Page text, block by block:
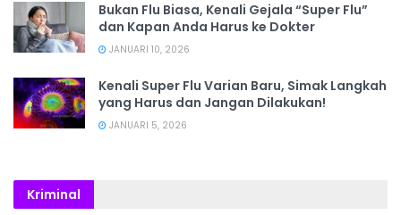
Bukan Flu Biasa, Kenali Gejala “Super Flu”
dan Kapan Anda Harus ke Dokter
JANUARI 10, 2026
Kenali Super Flu Varian Baru, Simak Langkah
yang Harus dan Jangan Dilakukan!
JANUARI 5, 2026
Kriminal